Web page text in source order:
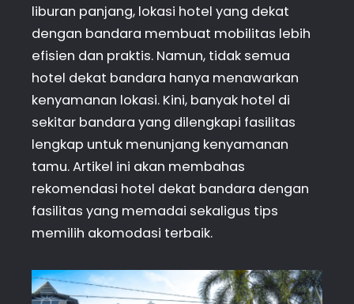
liburan panjang, lokasi hotel yang dekat
dengan bandara membuat mobilitas lebih
efisien dan praktis. Namun, tidak semua
hotel dekat bandara hanya menawarkan
kenyamanan lokasi. Kini, banyak hotel di
sekitar bandara yang dilengkapi fasilitas
lengkap untuk menunjang kenyamanan
tamu. Artikel ini akan membahas
rekomendasi hotel dekat bandara dengan
fasilitas yang memadai sekaligus tips
memilih akomodasi terbaik.